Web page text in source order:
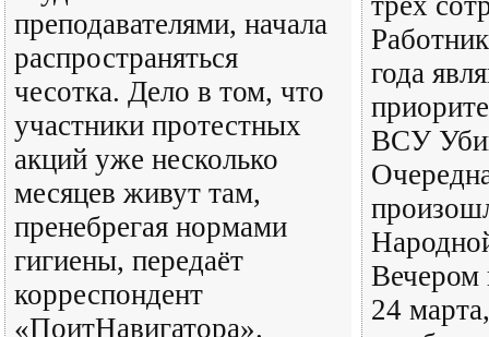
преподавателями, начала
распространяться
чесотка. Дело в том, что
участники протестных
акций уже несколько
месяцев живут там,
пренебрегая нормами
гигиены, передаёт
корреспондент
«ПоитНавигатора».
года
ВСУ
Вечером
24